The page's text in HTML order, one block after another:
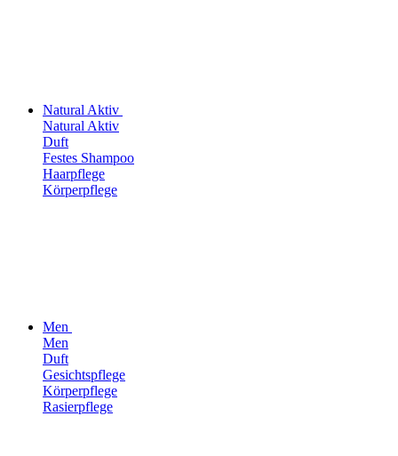
Natural Aktiv
Natural Aktiv
Duft
Festes Shampoo
Haarpflege
Körperpflege
Men
Men
Duft
Gesichtspflege
Körperpflege
Rasierpflege